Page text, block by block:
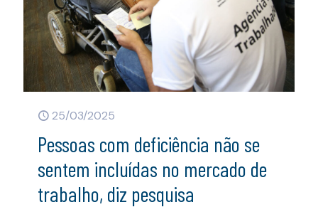
25/03/2025
Pessoas com deficiência não se
sentem incluídas no mercado de
trabalho, diz pesquisa